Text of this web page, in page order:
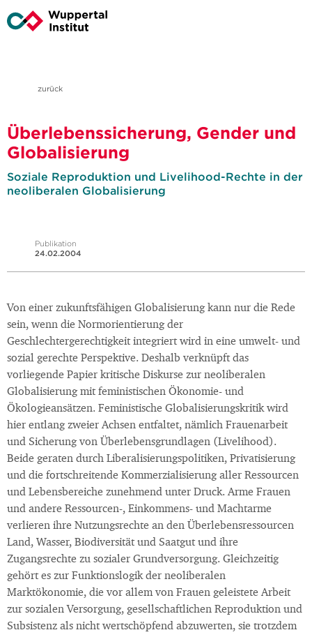
zurück
Überlebenssicherung, Gender und
Globalisierung
Soziale Reproduktion und Livelihood-Rechte in der
neoliberalen Globalisierung
Publikation
24.02.2004
Von einer zukunftsfähigen Globalisierung kann nur die Rede
sein, wenn die Normorientierung der
Geschlechtergerechtigkeit integriert wird in eine umwelt- und
sozial gerechte Perspektive. Deshalb verknüpft das
vorliegende Papier kritische Diskurse zur neoliberalen
Globalisierung mit feministischen Ökonomie- und
Ökologieansätzen. Feministische Globalisierungskritik wird
hier entlang zweier Achsen entfaltet, nämlich Frauenarbeit
und Sicherung von Überlebensgrundlagen (Livelihood).
Beide geraten durch Liberalisierungspolitiken, Privatisierung
und die fortschreitende Kommerzialisierung aller Ressourcen
und Lebensbereiche zunehmend unter Druck. Arme Frauen
und andere Ressourcen-, Einkommens- und Machtarme
verlieren ihre Nutzungsrechte an den Überlebensressourcen
Land, Wasser, Biodiversität und Saatgut und ihre
Zugangsrechte zu sozialer Grundversorgung. Gleichzeitig
gehört es zur Funktionslogik der neoliberalen
Marktökonomie, die vor allem von Frauen geleistete Arbeit
zur sozialen Versorgung, gesellschaftlichen Reproduktion und
Subsistenz als nicht wertschöpfend abzuwerten, sie trotzdem